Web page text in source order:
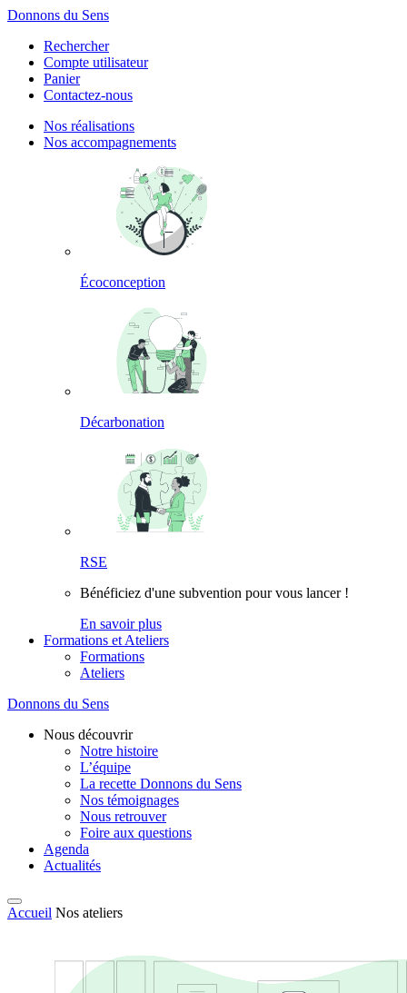
Panneau de gestion des cookies
Donnons du Sens
Rechercher
Compte utilisateur
Panier
Contactez-nous
Nos réalisations
Nos accompagnements
Écoconception
Décarbonation
RSE
Bénéficiez d'une subvention pour vous lancer !
En savoir plus
Formations et Ateliers
Formations
Ateliers
Donnons du Sens
Nous découvrir
Notre histoire
L’équipe
La recette Donnons du Sens
Nos témoignages
Nous retrouver
Foire aux questions
Agenda
Actualités
Accueil Nos ateliers